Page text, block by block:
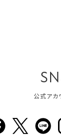
公式アカ